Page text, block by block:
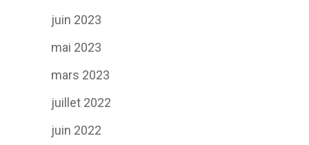
juin 2023
mai 2023
mars 2023
juillet 2022
juin 2022